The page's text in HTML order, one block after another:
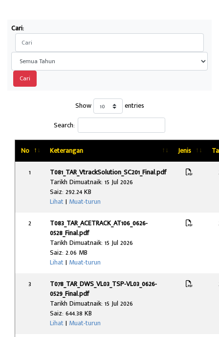
Cari:
Cari
Show
entries
Search:
No Keterangan Jenis
1
T081_TAR_VtrackSolution_SC201_Final.pdf
Tarikh Dimuatnaik: 15 Jul 2026
Saiz: 292.24 KB
Lihat| Muat-turun
2
T083_TAR_ACETRACK_AT106_0626-
0528_Final.pdf
Tarikh Dimuatnaik: 15 Jul 2026
Saiz: 2.06 MB
Lihat| Muat-turun
3
T078_TAR_DWS_VL03_TSP-VL03_0626-
0529_Final.pdf
Tarikh Dimuatnaik: 15 Jul 2026
Saiz: 644.38 KB
Lihat| Muat-turun